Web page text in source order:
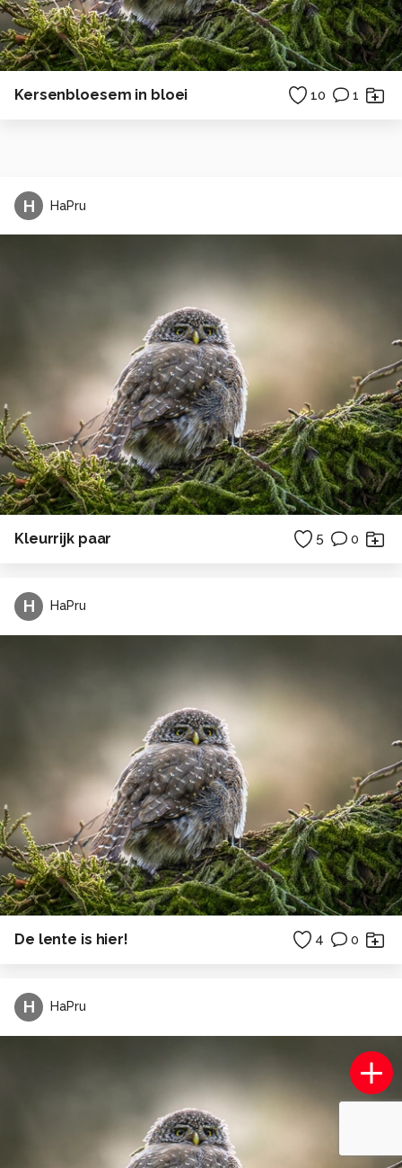
Kersenbloesem in bloei 10 1
H HaPru
Kleurrijk paar 5 0
H HaPru
De lente is hier! 4 0
H HaPru